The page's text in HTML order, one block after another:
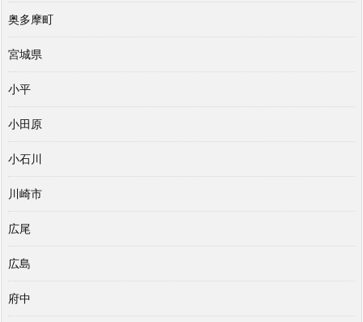
奥多摩町
宮城県
小平
小田原
小石川
川崎市
広尾
広島
府中